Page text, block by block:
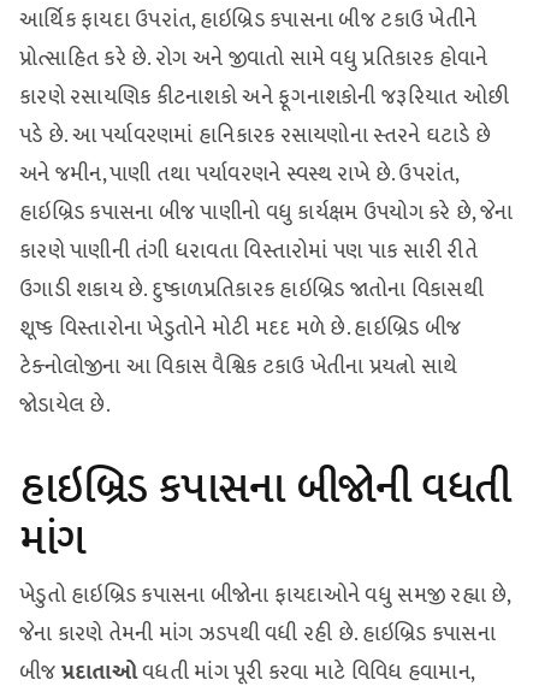
આર્થિક ફાયદા ઉપરાંત, હાઇબ્રિડ કપાસના બીજ ટકાઉ ખેતીને
પ્રોત્સાહિત કરે છે. રોગ અને જીવાતો સામે વધુ પ્રતિકારક હોવાને
કારણે રસાયણિક કીટનાશકો અને ફૂગનાશકોની જરૂરિયાત ઓછી
પડે છે. આ પર્યાવરણમાં હાનિકારક રસાયણોના સ્તરને ઘટાડે છે
અને જમીન, પાણી તથા પર્યાવરણને સ્વસ્થ રાખે છે. ઉપરાંત,
હાઇબ્રિડ કપાસના બીજ પાણીનો વધુ કાર્યક્ષમ ઉપયોગ કરે છે, જેના
કારણે પાણીની તંગી ધરાવતા વિસ્તારોમાં પણ પાક સારી રીતે
ઉગાડી શકાય છે. દુષ્કાળપ્રતિકારક હાઇબ્રિડ જાતોના વિકાસથી
શૂષ્ક વિસ્તારોના ખેડુતોને મોટી મદદ મળે છે. હાઇબ્રિડ બીજ
ટેક્નોલોજીના આ વિકાસ વૈશ્વિક ટકાઉ ખેતીના પ્રયત્નો સાથે
જોડાયેલ છે.
હાઇબ્રિડ કપાસના બીજોની વધતી
માંગ
ખેડુતો હાઇબ્રિડ કપાસના બીજોના ફાયદાઓને વધુ સમજી રહ્યા છે,
જેના કારણે તેમની માંગ ઝડપથી વધી રહી છે. હાઇબ્રિડ કપાસના
બીજપ્રદાતાઓવધતી માંગ પૂરી કરવા માટે વિવિધ હવામાન,